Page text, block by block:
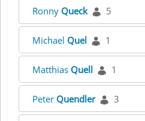
Ronny Queck 5
Michael Quel 1
Matthias Quell 1
Peter Quendler 3